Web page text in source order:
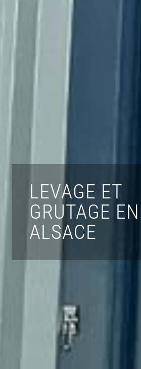
LEVAGE ET
GRUTAGE EN
ALSACE